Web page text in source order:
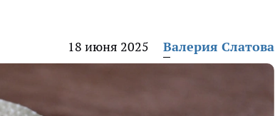
18 июня 2025 Валерия Слатова